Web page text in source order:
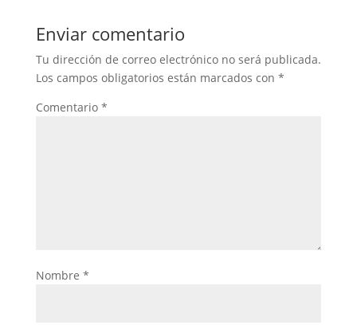
Enviar comentario
Tu dirección de correo electrónico no será publicada.
Los campos obligatorios están marcados con *
Comentario *
Nombre *